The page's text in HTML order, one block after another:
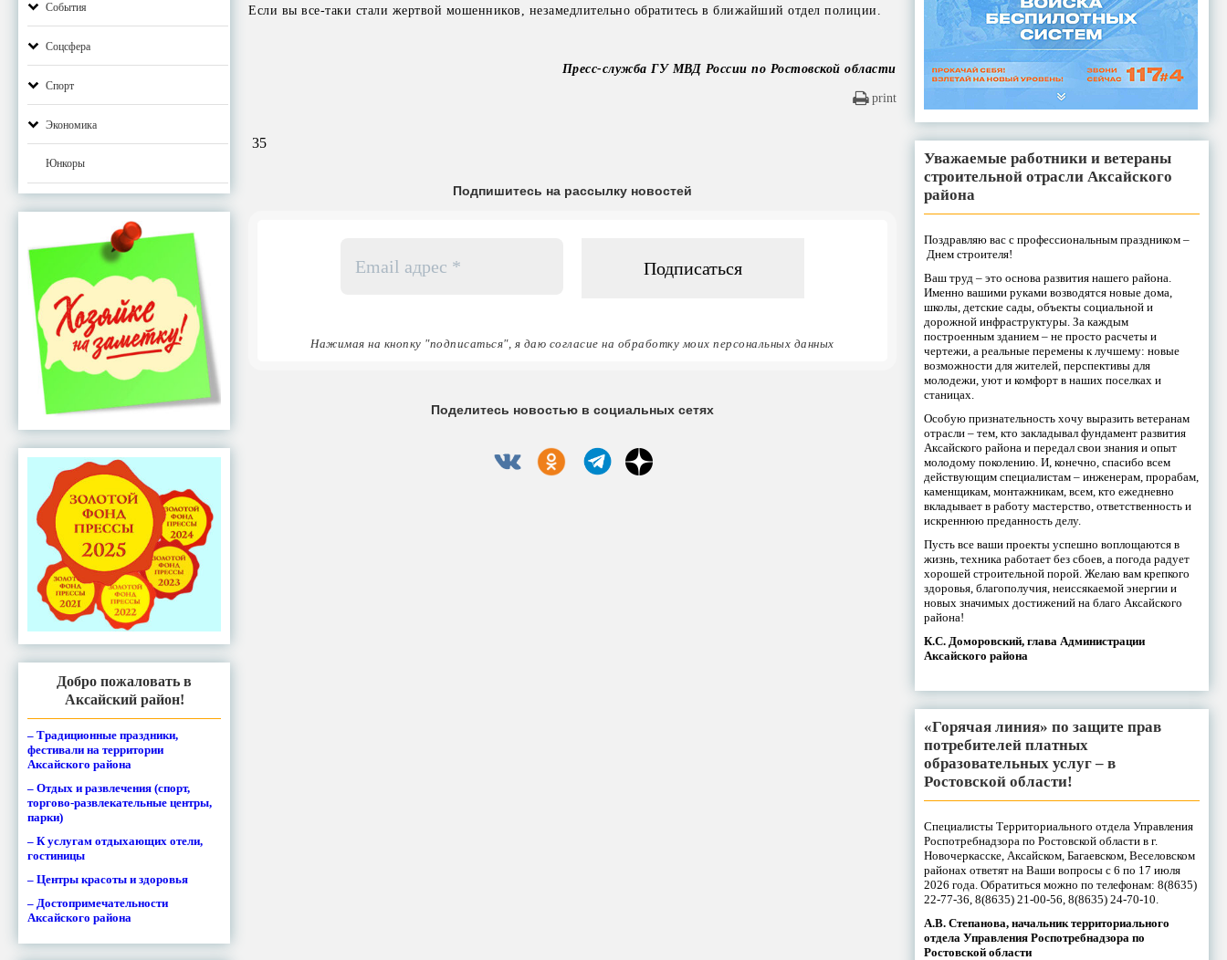
События
Соцсфера
Спорт
Экономика
Юнкоры
Добро пожаловать в
Аксайский район!
– Традиционные праздники,
фестивали на территории
Аксайского района
– Отдых и развлечения (спорт,
торгово-развлекательные центры,
парки)
– К услугам отдыхающих отели,
гостиницы
– Центры красоты и здоровья
– Достопримечательности
Аксайского района
Если вы все-таки стали жертвой мошенников, незамедлительно обратитесь в ближайший отдел полиции.
Пресс-служба ГУ МВД России по Ростовской области
print
35
Подпишитесь на рассылку новостей
адрес
Нажимая на кнопку "подписаться", я даю согласие на обработку моих персональных данных
Поделитесь новостью в социальных сетях
Уважаемые работники и ветераны
строительной отрасли Аксайского
района
Поздравляю вас с профессиональным праздником –
Днем строителя!
Ваш труд – это основа развития нашего района.
Именно вашими руками возводятся новые дома,
школы, детские сады, объекты социальной и
дорожной инфраструктуры. За каждым
построенным зданием – не просто расчеты и
чертежи, а реальные перемены к лучшему: новые
возможности для жителей, перспективы для
молодежи, уют и комфорт в наших поселках и
станицах.
Особую признательность хочу выразить ветеранам
отрасли – тем, кто закладывал фундамент развития
Аксайского района и передал свои знания и опыт
молодому поколению. И, конечно, спасибо всем
действующим специалистам – инженерам, прорабам,
каменщикам, монтажникам, всем, кто ежедневно
вкладывает в работу мастерство, ответственность и
искреннюю преданность делу.
Пусть все ваши проекты успешно воплощаются в
жизнь, техника работает без сбоев, а погода радует
хорошей строительной порой. Желаю вам крепкого
здоровья, благополучия, неиссякаемой энергии и
новых значимых достижений на благо Аксайского
района!
К.С. Доморовский, глава Администрации
Аксайского района
«Горячая линия» по защите прав
потребителей платных
образовательных услуг – в
Ростовской области!
Специалисты Территориального отдела Управления
Роспотребнадзора по Ростовской области в г.
Новочеркасске, Аксайском, Багаевском, Веселовском
районах ответят на Ваши вопросы с 6 по 17 июля
2026 года. Обратиться можно по телефонам: 8(8635)
22-77-36, 8(8635) 21-00-56, 8(8635) 24-70-10.
А.В. Степанова, начальник территориального
отдела Управления Роспотребнадзора по
Ростовской области